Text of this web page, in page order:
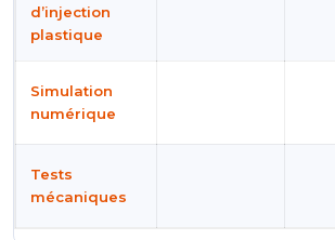
d’injection
plastique
Simulation
numérique
Tests
mécaniques